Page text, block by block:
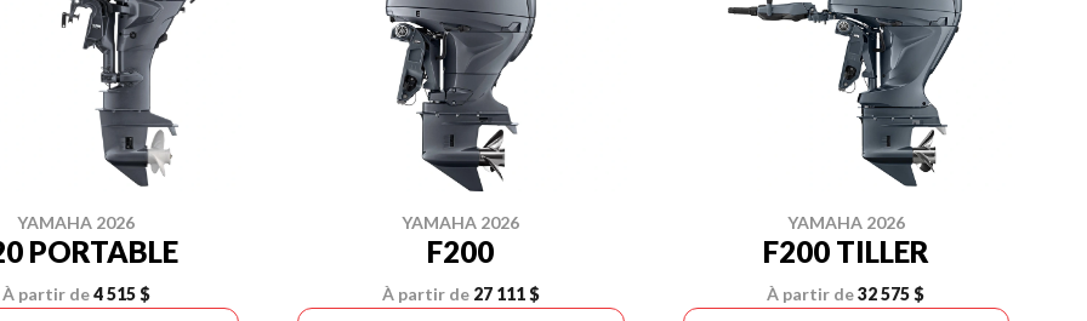
YAMAHA 2026
PORTABLE
À partir de4 515 $
YAMAHA 2026
F200
À partir de 27 111 $
YAMAHA 2026
F200 TILLER
À partir de32 575 $